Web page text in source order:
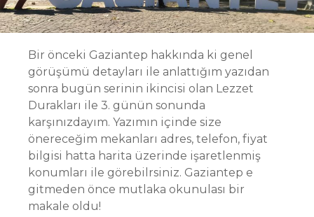
Bir önceki Gaziantep hakkında ki genel
görüşümü detayları ile anlattığım yazıdan
sonra bugün serinin ikincisi olan Lezzet
Durakları ile 3. günün sonunda
karşınızdayım. Yazımın içinde size
önereceğim mekanları adres, telefon, fiyat
bilgisi hatta harita üzerinde işaretlenmiş
konumları ile görebilrsiniz. Gaziantep e
gitmeden önce mutlaka okunulası bir
makale oldu!